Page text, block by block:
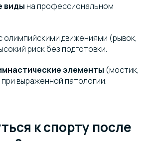
виды на профессиональном
олимпийскими движениями (рывок,
риск без подготовки.
элементы (мостик,
выраженной патологии.
к спорту после